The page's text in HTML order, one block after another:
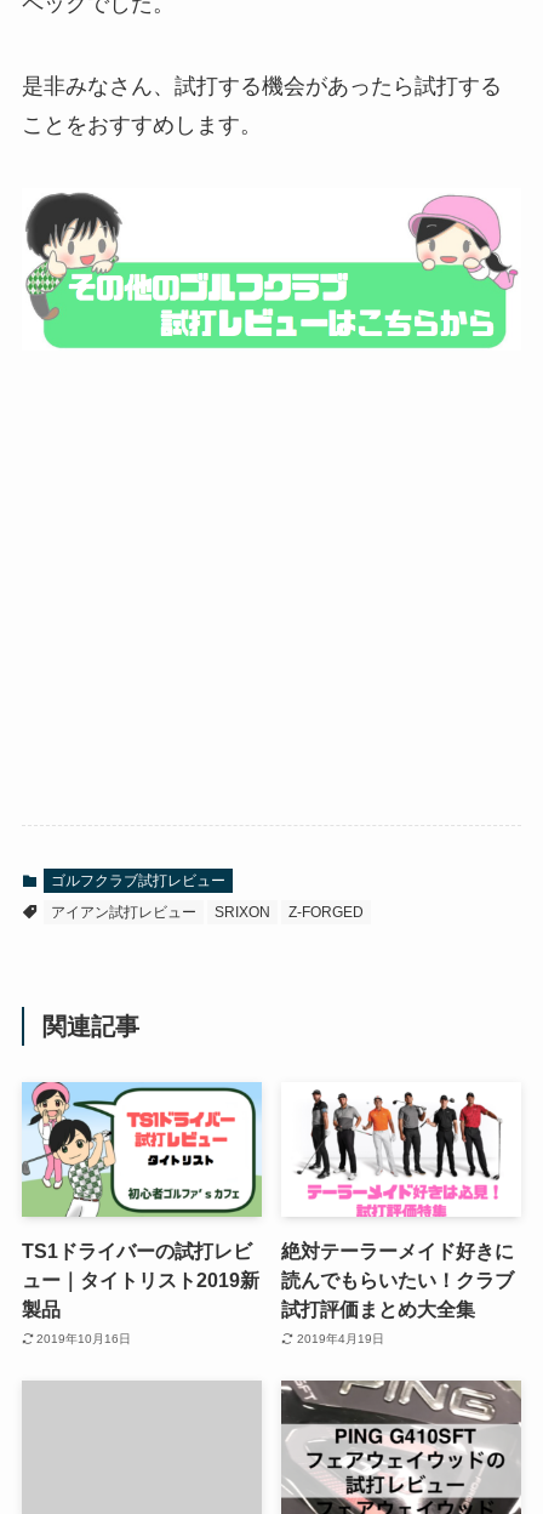
是非みなさん、試打する機会があったら試打する
ことをおすすめします。
ゴルフクラブ試打レビュー
アイアン試打レビュー
SRIXON Z-FORGED
関連記事
TS1ドライバーの試打レビ
ュー｜タイトリスト2019新
製品
2019年10月16日
絶対テーラーメイド好きに
読んでもらいたい！クラブ
試打評価まとめ大全集
2019年4月19日